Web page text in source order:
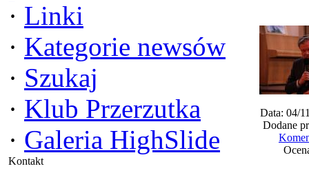
· Linki
· Kategorie newsów
· Szukaj
· Klub Przerzutka
· Galeria HighSlide
Kontakt
Data: 04/
Dodane